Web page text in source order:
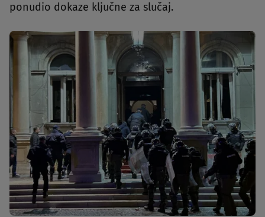
ponudio dokaze ključne za slučaj.